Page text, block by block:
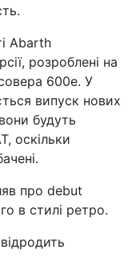
Abarth
розроблені на
600e. У
випуск нових
будуть
оскільки
про debut
в стилі ретро.